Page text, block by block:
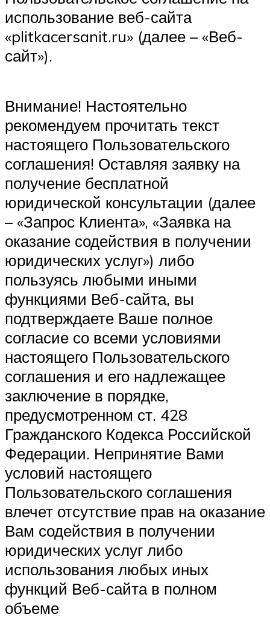
использование веб-сайта
«plitkacersanit.ru» (далее – «Веб-
сайт»).
Внимание! Настоятельно
рекомендуем прочитать текст
настоящего Пользовательского
соглашения! Оставляя заявку на
получение бесплатной
юридической консультации (далее
– «Запрос Клиента», «Заявка на
оказание содействия в получении
юридических услуг») либо
пользуясь любыми иными
функциями Веб-сайта, вы
подтверждаете Ваше полное
согласие со всеми условиями
настоящего Пользовательского
соглашения и его надлежащее
заключение в порядке,
предусмотренном ст. 428
Гражданского Кодекса Российской
Федерации. Непринятие Вами
условий настоящего
Пользовательского соглашения
влечет отсутствие прав на оказание
Вам содействия в получении
юридических услуг либо
использования любых иных
функций Веб-сайта в полном
объеме